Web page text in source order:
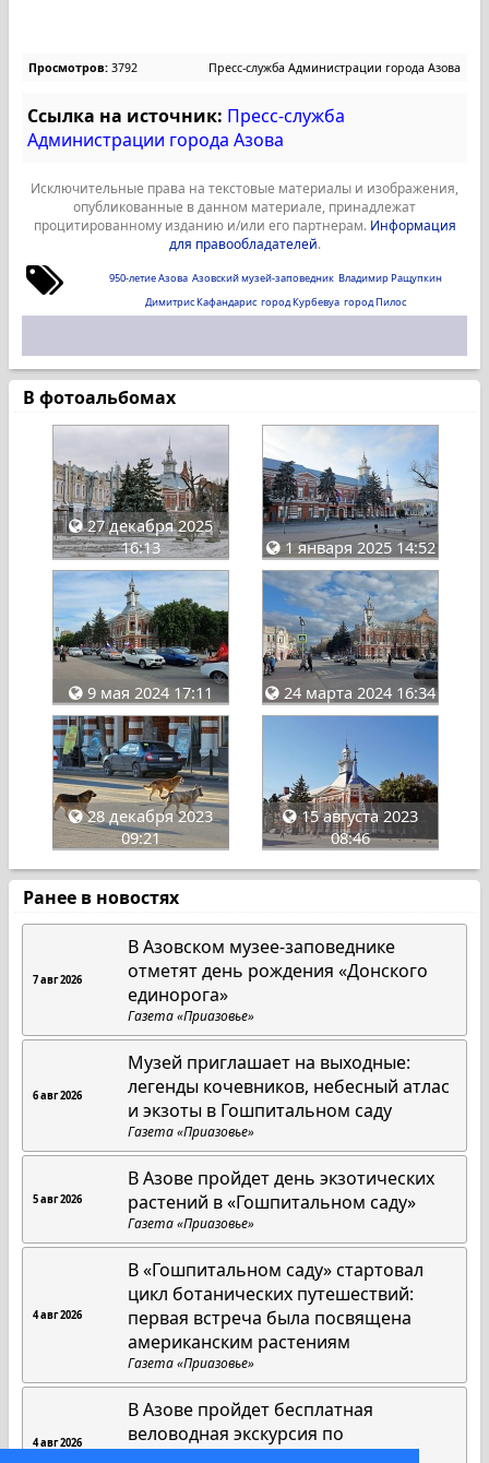
Просмотров: 3792 Пресс-служба Администрации города Азова
Ссылка на источник: Пресс-служба
Администрации города Азова
Исключительные права на текстовые материалы и изображения,
опубликованные в данном материале, принадлежат
процитированному изданию и/или его партнерам. Информация
для правообладателей.
950-летие Азова Азовский музей-заповедник Владимир Ращупкин
Димитрис Кафандарис город Курбевуа город Пилос
В фотоальбомах
27 декабря 2025
16:13
1 января 2025 14:52
9 мая 2024 17:11 24 марта 2024 16:34
28 декабря 2023
09:21
15 августа 2023
08:46
Ранее в новостях
7 авг 2026
В Азовском музее-заповеднике
отметят день рождения «Донского
единорога»
Газета «Приазовье»
6 авг 2026
Музей приглашает на выходные:
легенды кочевников, небесный атлас
и экзоты в Гошпитальном саду
Газета «Приазовье»
5 авг 2026
В Азове пройдет день экзотических
растений в «Гошпитальном саду»
Газета «Приазовье»
4 авг 2026
В «Гошпитальном саду» стартовал
цикл ботанических путешествий:
первая встреча была посвящена
американским растениям
Газета «Приазовье»
4 авг 2026
В Азове пройдет бесплатная
веловодная экскурсия по